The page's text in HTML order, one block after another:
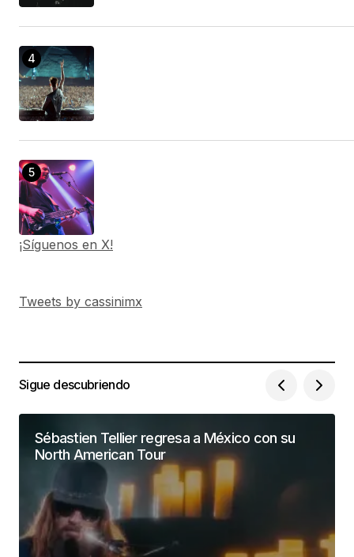
¡Síguenos en X!
Tweets by cassinimx
Sigue descubriendo
Sébastien Tellier regresa a México con su
North American Tour